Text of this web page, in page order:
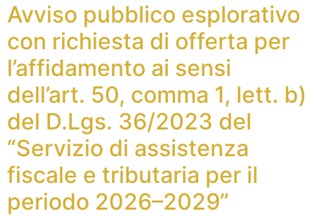
Avviso pubblico esplorativo
con richiesta di offerta per
l’affidamento ai sensi
dell’art. 50, comma 1, lett. b)
del D.Lgs. 36/2023 del
“Servizio di assistenza
fiscale e tributaria per il
periodo 2026–2029”